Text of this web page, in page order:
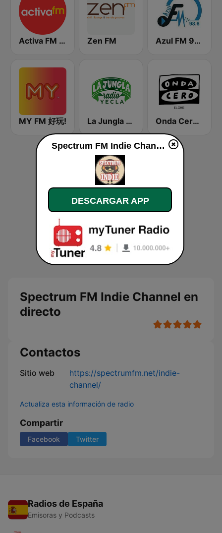
Activa FM - Alicante Zen FM Azul FM 98.6 Región de Murcia
MY FM 好玩! La Jungla Radio Yecla Onda Cero Elche
Spectrum FM Indie Channel en
directo
Contactos
Sitio web
https://spectrumfm.net/indie-
channel/
Actualiza esta información de radio
Compartir
Facebook Twitter
Radios de España
Emisoras y Podcasts
Spectrum FM Indie Channel en vivo
DESCARGAR APP